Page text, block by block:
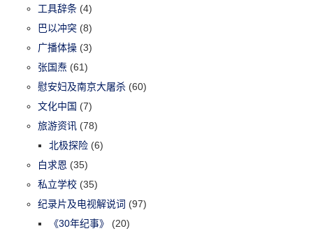
工具辞条 (4)
巴以冲突 (8)
广播体操 (3)
张国焘 (61)
慰安妇及南京大屠杀 (60)
文化中国 (7)
旅游资讯 (78)
北极探险 (6)
白求恩 (35)
私立学校 (35)
纪录片及电视解说词 (97)
《30年纪事》
(20)